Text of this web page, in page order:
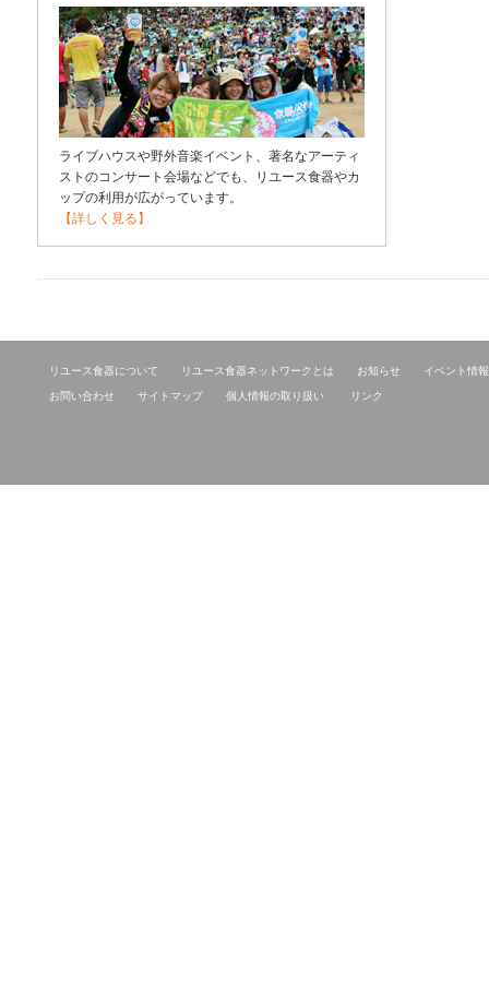
ライブハウスや野外音楽イベント、著名なアーティ
ストのコンサート会場などでも、リユース食器やカ
ップの利用が広がっています。
【詳しく見る】
リユース食器について リユース食器ネットワークとは お知らせ イベント情報
お問い合わせ サイトマップ 個人情報の取り扱い リンク